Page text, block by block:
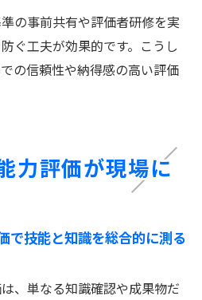
の事前共有や評価者研修を実
ぐ工夫が効果的です。こうし
の信頼性や納得感の高い評価
力評価が現場に
で技能と知識を総合的に測る
、単なる知識確認や成果物だ